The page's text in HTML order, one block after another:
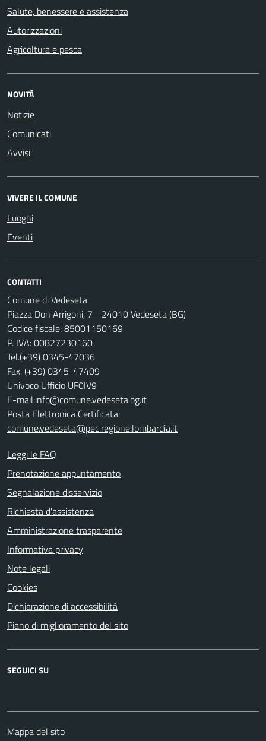
Salute, benessere e assistenza
Autorizzazioni
Agricoltura e pesca
NOVITÀ
Notizie
Comunicati
Avvisi
VIVERE IL COMUNE
Luoghi
Eventi
CONTATTI
Comune di Vedeseta
Piazza Don Arrigoni, 7 - 24010 Vedeseta (BG)
Codice fiscale: 85001150169
P. IVA: 00827230160
Tel.(+39) 0345-47036
Fax. (+39) 0345-47409
Univoco Ufficio UF0IV9
E-mail:info@comune.vedeseta.bg.it
Posta Elettronica Certificata:
comune.vedeseta@pec.regione.lombardia.it
Leggi le FAQ
Prenotazione appuntamento
Segnalazione disservizio
Richiesta d'assistenza
Amministrazione trasparente
Informativa privacy
Note legali
Cookies
Dichiarazione di accessibilità
Piano di miglioramento del sito
SEGUICI SU
Mappa del sito